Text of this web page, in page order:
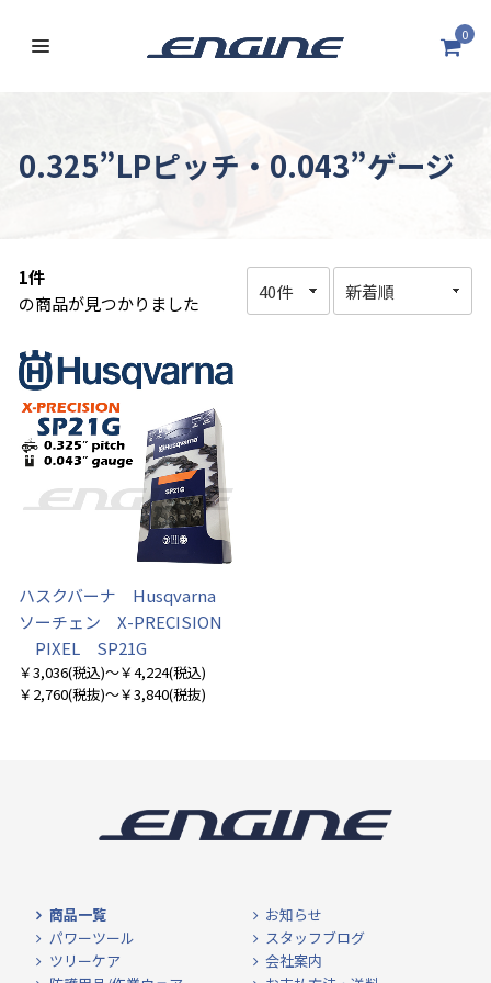
0
0.325”LPピッチ・0.043”ゲージ
1件
の商品が見つかりました
ハスクバーナ Husqvarna
ソーチェン X-PRECISION
PIXEL SP21G
￥3,036(税込)～￥4,224(税込)
￥2,760(税抜)～￥3,840(税抜)
お買い物を続ける
商品一覧
パワーツール
ツリーケア
お知らせ
スタッフブログ
会社案内